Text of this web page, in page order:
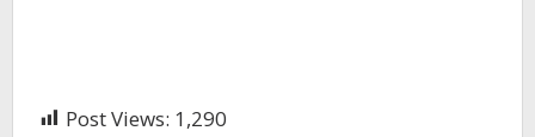
Post Views: 1,290